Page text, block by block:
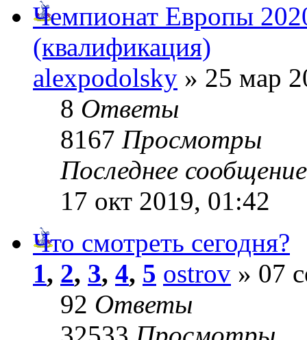
Чемпионат Европы
(квалификация)
alexpodolsky » 25 мар
8 Ответы
8167 Просмотры
Последнее
17 окт 2019, 01:42
Что смотреть сегодня?
1, 2, 3, 4, 5 ostrov » 07
92 Ответы